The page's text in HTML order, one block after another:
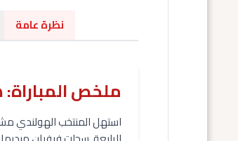
نظرة عامة
ملخص